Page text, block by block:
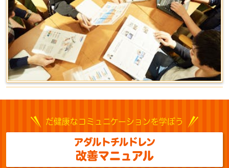
だ健康なコミュニケーションを学ぼう
アダルトチルドレン
改善マニュアル